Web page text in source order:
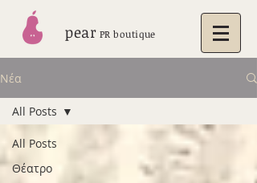
pear PR boutique
Νέα
All Posts
Θέατρο
All Posts